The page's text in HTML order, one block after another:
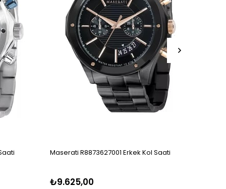
Maserati R8873627001 Erkek Kol Saati
₺9.625,00